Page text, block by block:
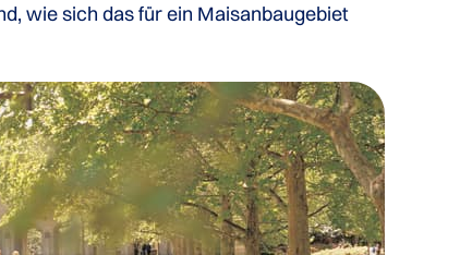
wie sich das für ein Maisanbaugebiet